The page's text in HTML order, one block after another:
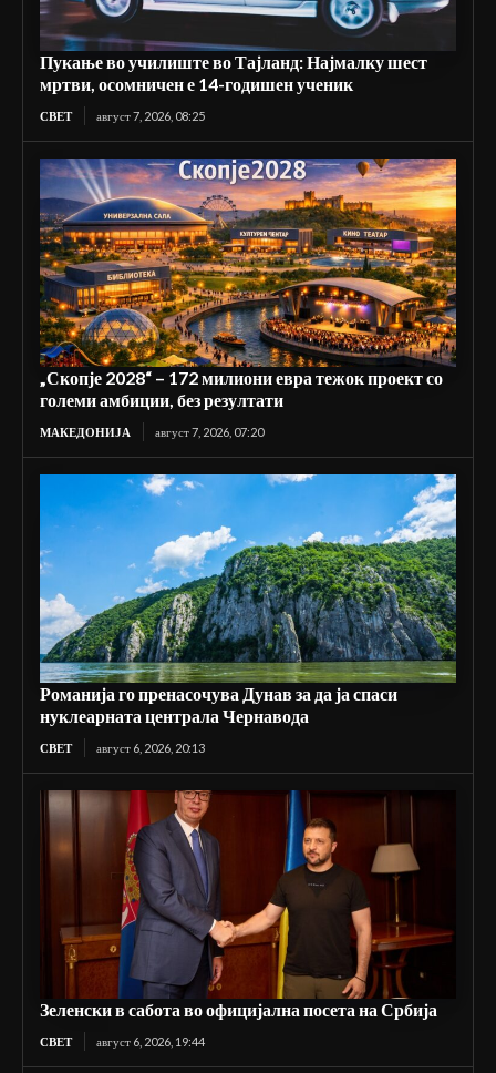
Пукање во училиште во Тајланд: Најмалку шест
мртви, осомничен е 14-годишен ученик
СВЕТ август 7, 2026, 08:25
„Скопје 2028“ – 172 милиони евра тежок проект со
големи амбиции, без резултати
МАКЕДОНИЈА август 7, 2026, 07:20
Романија го пренасочува Дунав за да ја спаси
нуклеарната централа Чернавода
СВЕТ август 6, 2026, 20:13
Зеленски в сабота во официјална посета на Србија
СВЕТ август 6, 2026, 19:44